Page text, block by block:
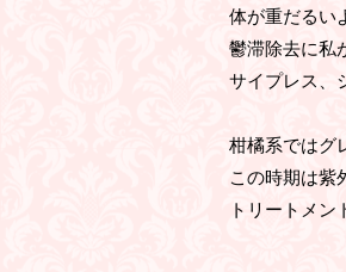
体が重だるい
鬱滞除去に私
サイプレス、
柑橘系ではグ
この時期は紫
トリートメン